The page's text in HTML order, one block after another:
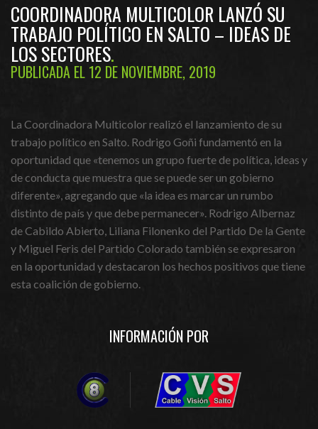
COORDINADORA MULTICOLOR LANZÓ SU
TRABAJO POLÍTICO EN SALTO – IDEAS DE
LOS SECTORES
PUBLICADA EL 12 DE NOVIEMBRE, 2019
La Coordinadora Multicolor realizó el lanzamiento de su
trabajo político en Salto. Rodrigo Goñi fundamentó en la
oportunidad que «tenemos un grupo fuerte de política, ideas y
de conducta que muestra que se puede ser un gobierno
diferente», agregando que «la idea es marcar un rumbo
distinto de país y que debe permanecer». Rodrigo Albernaz
de Cabildo Abierto, Liliana Filonenko del Partido De la Gente
y Miguel Feris del Partido Colorado también se expresaron
en la oportunidad y destacaron los hechos positivos que tiene
esta coalición de gobierno.
INFORMACIÓN POR